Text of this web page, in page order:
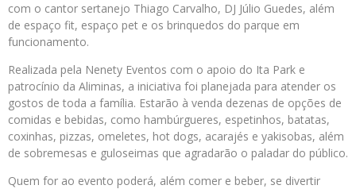
com o cantor sertanejo Thiago Carvalho, DJ Júlio Guedes, além
de espaço fit, espaço pet e os brinquedos do parque em
funcionamento.
Realizada pela Nenety Eventos com o apoio do Ita Park e
patrocínio da Aliminas, a iniciativa foi planejada para atender os
gostos de toda a família. Estarão à venda dezenas de opções de
comidas e bebidas, como hambúrgueres, espetinhos, batatas,
coxinhas, pizzas, omeletes, hot dogs, acarajés e yakisobas, além
de sobremesas e guloseimas que agradarão o paladar do público.
Quem for ao evento poderá, além comer e beber, se divertir